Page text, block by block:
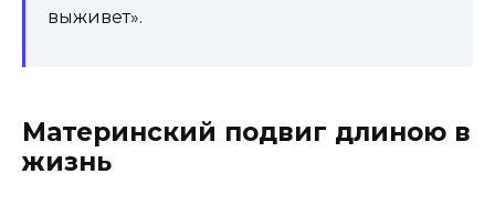
выживет».
Материнский подвиг длиною в
жизнь